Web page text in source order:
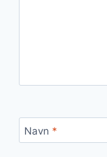
Navn *